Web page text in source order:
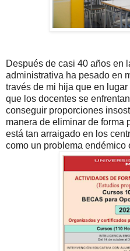
Después de casi 40 años en
administrativa ha pesado en
través de mi hija que en
que los docentes se
conseguir proporciones
manera de eliminar de forma
está tan arraigado en los
como un problema endémico